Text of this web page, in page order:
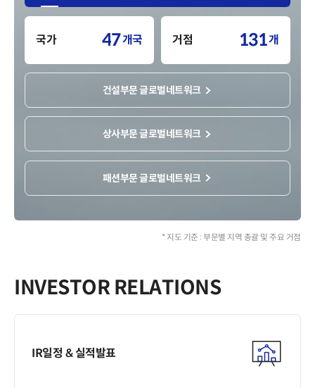
국가
4
6
7
8
9
0
1
2
3
7
9
0
1
2
3
4
5
6
개국 거점
1
3
5
8
0
3
5
7
0
2
1
3
5
8
0
개
건설부문 글로벌네트워크
상사부문 글로벌네트워크
패션부문 글로벌네트워크
* 지도 기준 : 부문별 지역 총괄 및 주요 거점
INVESTOR RELATIONS
IR일정 & 실적발표